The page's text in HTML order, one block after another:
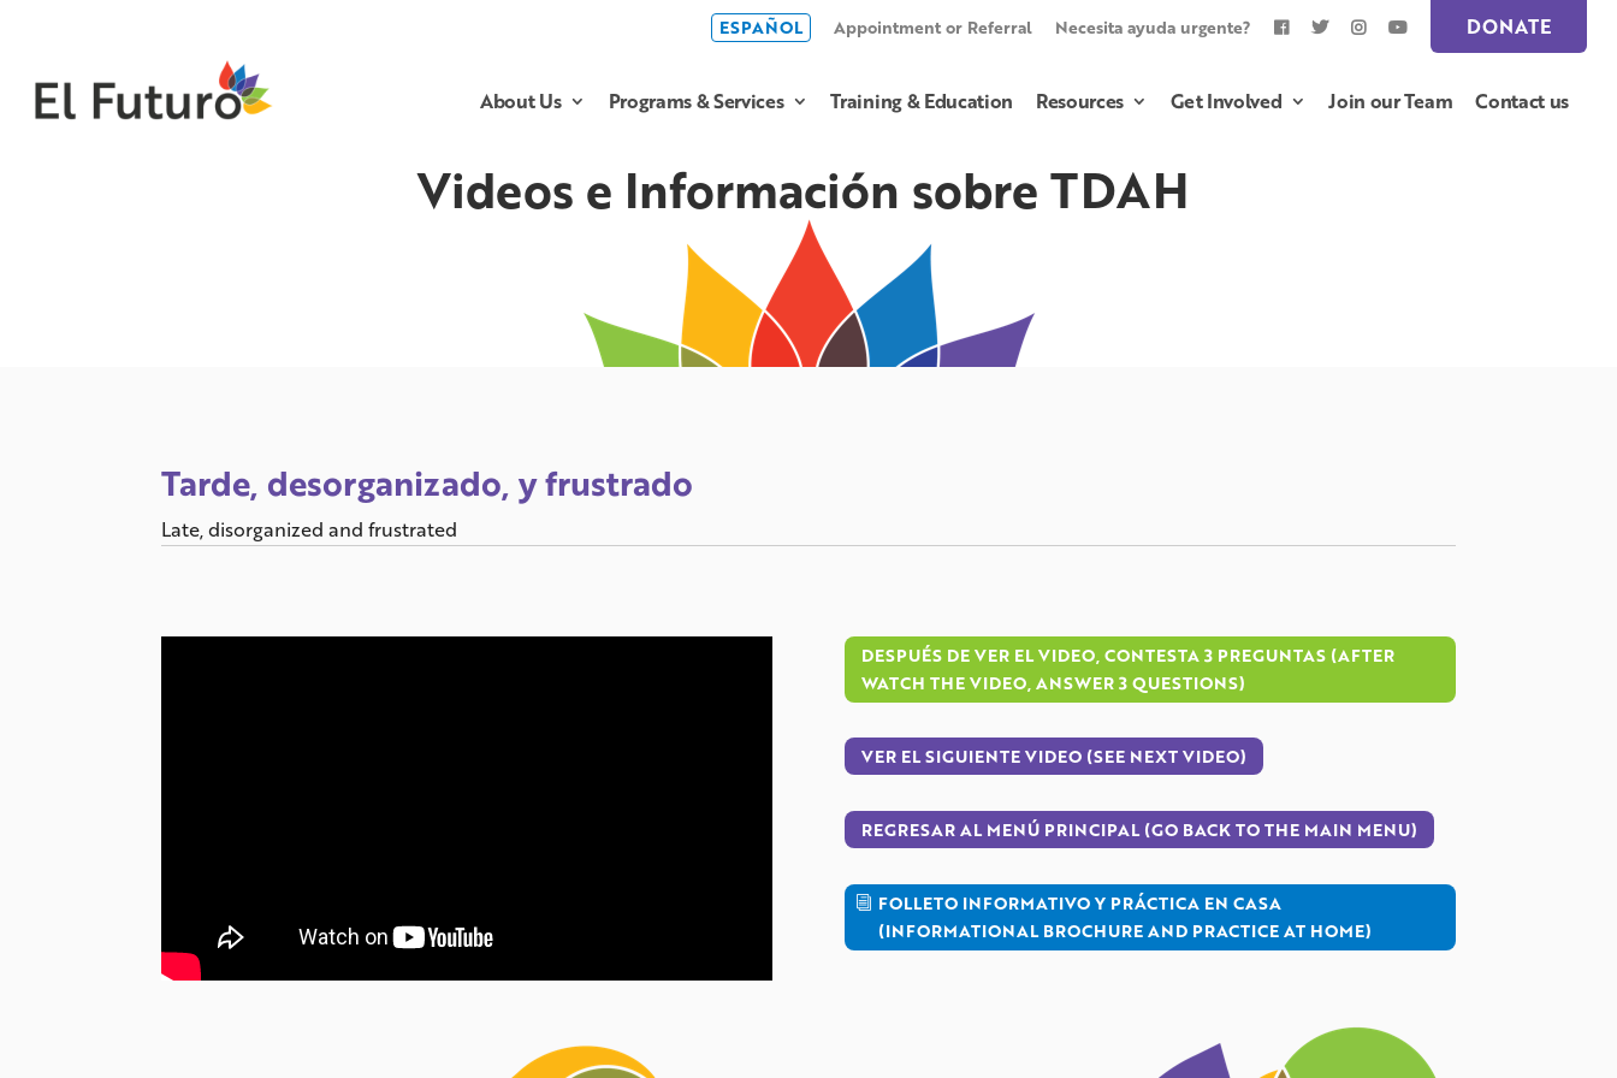
ESPAÑOL Appointment or Referral Necesita ayuda urgente? DONATE
About Us Programs & Services Training & Education Resources Get Involved Join our Team Contact us
Videos e Información sobre TDAH
Tarde, desorganizado, y frustrado
Late, disorganized and frustrated
DESPUÉS DE VER EL VIDEO, CONTESTA 3 PREGUNTAS (AFTER
WATCH THE VIDEO, ANSWER 3 QUESTIONS)
VER EL SIGUIENTE VIDEO (SEE NEXT VIDEO)
REGRESAR AL MENÚ PRINCIPAL (GO BACK TO THE MAIN MENU)
FOLLETO INFORMATIVO Y PRÁCTICA EN CASA
(INFORMATIONAL BROCHURE AND PRACTICE AT HOME)